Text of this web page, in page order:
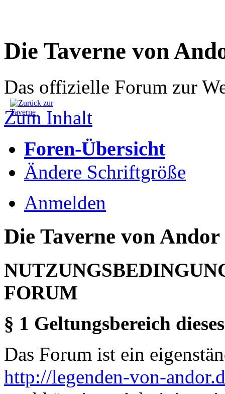
Die Taverne von
Das offizielle Forum zur
Zum Inhalt
Foren-Übersicht
Ändere Schriftgröße
Anmelden
Die Taverne von
FORUM
§ 1 Geltungsbereich
Das Forum ist ein
http://legenden-von-